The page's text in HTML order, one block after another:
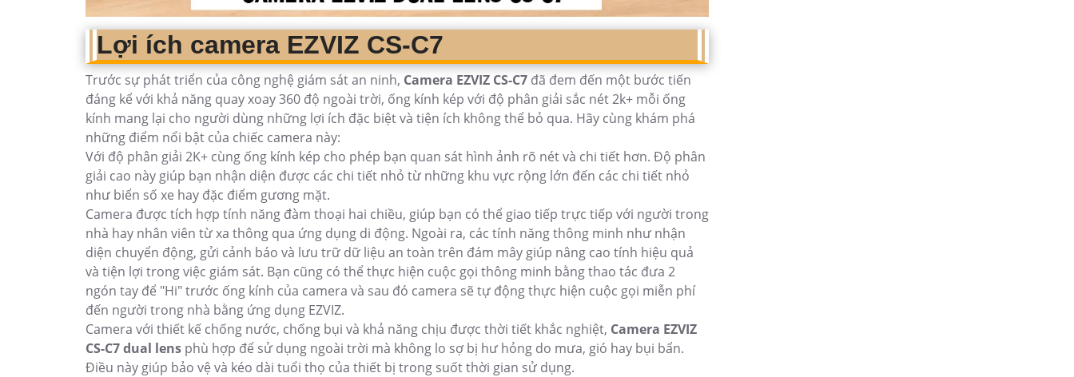
Lợi ích camera EZVIZ CS-C7
Trước sự phát triển của công nghệ giám sát an ninh, Camera EZVIZ CS-C7 đã đem đến một bước tiến
đáng kể với khả năng quay xoay 360 độ ngoài trời, ống kính kép với độ phân giải sắc nét 2k+ mỗi ống
kính mang lại cho người dùng những lợi ích đặc biệt và tiện ích không thể bỏ qua. Hãy cùng khám phá
những điểm nổi bật của chiếc camera này:
Với độ phân giải 2K+ cùng ống kính kép cho phép bạn quan sát hình ảnh rõ nét và chi tiết hơn. Độ phân
giải cao này giúp bạn nhận diện được các chi tiết nhỏ từ những khu vực rộng lớn đến các chi tiết nhỏ
như biển số xe hay đặc điểm gương mặt.
Camera được tích hợp tính năng đàm thoại hai chiều, giúp bạn có thể giao tiếp trực tiếp với người trong
nhà hay nhân viên từ xa thông qua ứng dụng di động. Ngoài ra, các tính năng thông minh như nhận
diện chuyển động, gửi cảnh báo và lưu trữ dữ liệu an toàn trên đám mây giúp nâng cao tính hiệu quả
và tiện lợi trong việc giám sát. Bạn cũng có thể thực hiện cuộc gọi thông minh bằng thao tác đưa 2
ngón tay để "Hi" trước ống kính của camera và sau đó camera sẽ tự động thực hiện cuộc gọi miễn phí
đến người trong nhà bằng ứng dụng EZVIZ.
Camera với thiết kế chống nước, chống bụi và khả năng chịu được thời tiết khắc nghiệt, Camera EZVIZ
CS-C7 dual lens phù hợp để sử dụng ngoài trời mà không lo sợ bị hư hỏng do mưa, gió hay bụi bẩn.
Điều này giúp bảo vệ và kéo dài tuổi thọ của thiết bị trong suốt thời gian sử dụng.